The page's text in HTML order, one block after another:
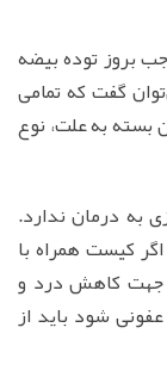
بروز توده بیضه
گفت که تمامی
بسته به علت، نوع
به درمان ندارد.
کیست همراه با
جهت کاهش درد و
شود باید از